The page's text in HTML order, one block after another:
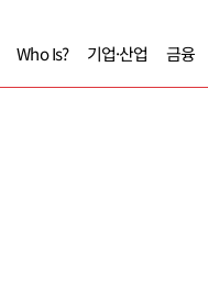
Who Is? 기업·산업 금융